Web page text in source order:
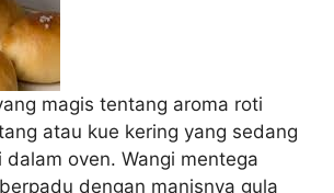
magis tentang aroma roti
atau kue kering yang sedang
dalam oven. Wangi mentega
dengan manisnya gula